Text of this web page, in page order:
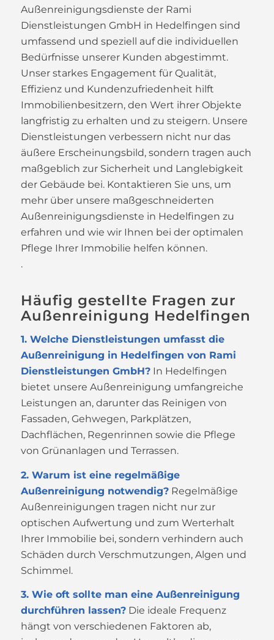
Außenreinigungsdienste der Rami
Dienstleistungen GmbH in Hedelfingen sind
umfassend und speziell auf die individuellen
Bedürfnisse unserer Kunden abgestimmt.
Unser starkes Engagement für Qualität,
Effizienz und Kundenzufriedenheit hilft
Immobilienbesitzern, den Wert ihrer Objekte
langfristig zu erhalten und zu steigern. Unsere
Dienstleistungen verbessern nicht nur das
äußere Erscheinungsbild, sondern tragen auch
maßgeblich zur Sicherheit und Langlebigkeit
der Gebäude bei. Kontaktieren Sie uns, um
mehr über unsere maßgeschneiderten
Außenreinigungsdienste in Hedelfingen zu
erfahren und wie wir Ihnen bei der optimalen
Pflege Ihrer Immobilie helfen können.
.
Häufig gestellte Fragen zur
Außenreinigung Hedelfingen
1. Welche Dienstleistungen umfasst die
Außenreinigung in Hedelfingen von Rami
Dienstleistungen GmbH?In Hedelfingen
bietet unsere Außenreinigung umfangreiche
Leistungen an, darunter das Reinigen von
Fassaden, Gehwegen, Parkplätzen,
Dachflächen, Regenrinnen sowie die Pflege
von Grünanlagen und Terrassen.
2. Warum ist eine regelmäßige
Außenreinigung notwendig?Regelmäßige
Außenreinigungen tragen nicht nur zur
optischen Aufwertung und zum Werterhalt
Ihrer Immobilie bei, sondern verhindern auch
Schäden durch Verschmutzungen, Algen und
Schimmel.
3. Wie oft sollte man eine Außenreinigung
durchführen lassen?Die ideale Frequenz
hängt von verschiedenen Faktoren ab,